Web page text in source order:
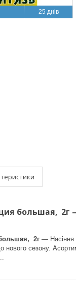
25 днів
большая, 2г
2г — Насіння
нового сезону.